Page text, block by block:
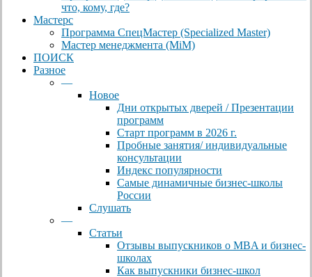
что, кому, где?
Мастерс
Программа СпецМастер (Specialized Master)
Мастер менеджмента (MiM)
ПОИСК
Разное
—
Новое
Дни открытых дверей / Презентации
программ
Старт программ в 2026 г.
Пробные занятия/ индивидуальные
консультации
Индекс популярности
Самые динамичные бизнес-школы
России
Слушать
—
Статьи
Отзывы выпускников о MBA и бизнес-
школах
Как выпускники бизнес-школ